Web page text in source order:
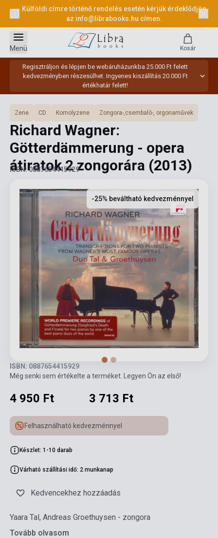
Külföldi címre történő rendelés esetén kérjük érdeklődjön
az info@librabooks.hu címen.
Regisztráljon és lépjen be webáruházunkba 25.000 Ft felett
kedvezményben részesülhet. Ingyenes kiszállítás 20.000 Ft
értékhatár felett!
Menü Kosár
Zene CD Komolyzene Zongora-,csembaló-, orgonaművek
Richard Wagner:
Götterdämmerung - opera
átiratok 2 zongorára (2013)
ISBN: 0887654415929
-25% beváltható kedvezménnyel
ISBN: 0887654415929
Még senki sem értékelte a terméket. Legyen Ön az első!
4 950 Ft 3 713 Ft
Felhasználható kedvezménnyel
Készlet: 1-10 darab
Várható szállítási idő: 2 munkanap
Kedvencekhez hozzáadás
Yaara Tal, Andreas Groethuysen - zongora
Tovább olvasom